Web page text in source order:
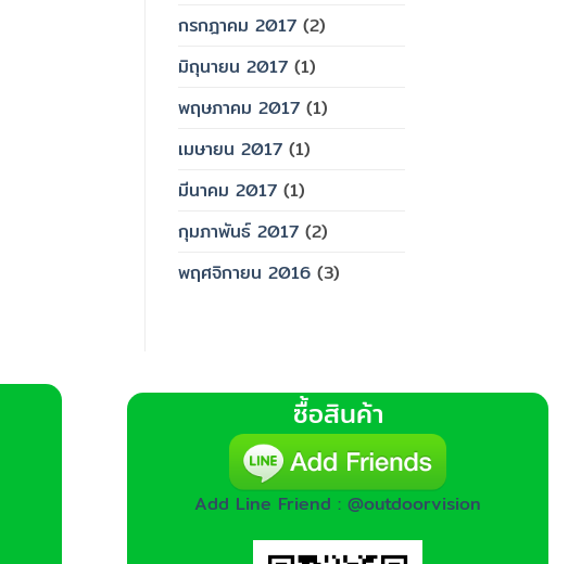
กรกฎาคม 2017 (2)
มิถุนายน 2017 (1)
พฤษภาคม 2017 (1)
เมษายน 2017 (1)
มีนาคม 2017 (1)
กุมภาพันธ์ 2017 (2)
พฤศจิกายน 2016 (3)
ซื้อสินค้า
Add Line Friend : @outdoorvision